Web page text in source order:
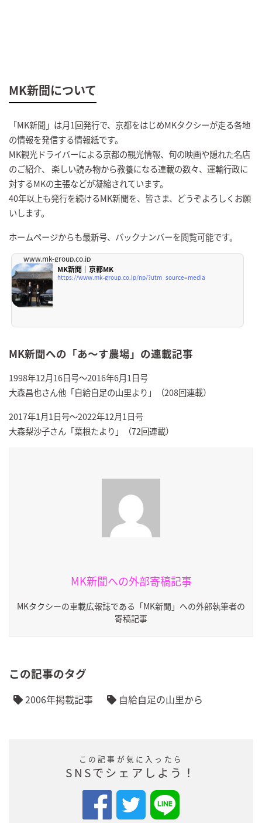
MK新聞について
「MK新聞」は月1回発行で、京都をはじめMKタクシーが走る各地
の情報を発信する情報紙です。
MK観光ドライバーによる京都の観光情報、旬の映画や隠れた名店
のご紹介、 楽しい読み物から教養になる連載の数々、運輸行政に
対するMKの主張などが凝縮されています。
40年以上も発行を続けるMK新聞を、皆さま、どうぞよろしくお願
いします。
ホームページからも最新号、バックナンバーを閲覧可能です。
www.mk-group.co.jp
MK新聞｜京都MK
https://www.mk-group.co.jp/np/?utm_source=media
MK新聞への「あ～す農場」の連載記事
1998年12月16日号～2016年6月1日号
大森昌也さん他「自給自足の山里より」（208回連載）
2017年1月1日号～2022年12月1日号
大森梨沙子さん「葉根たより」（72回連載）
MK新聞への外部寄稿記事
MKタクシーの車載広報誌である「MK新聞」への外部執筆者の
寄稿記事
この記事のタグ
2006年掲載記事 自給自足の山里から
この記事が気に入ったら
SNSでシェアしよう！